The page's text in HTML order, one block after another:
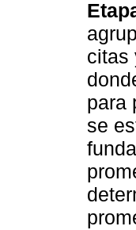
citas
para
se